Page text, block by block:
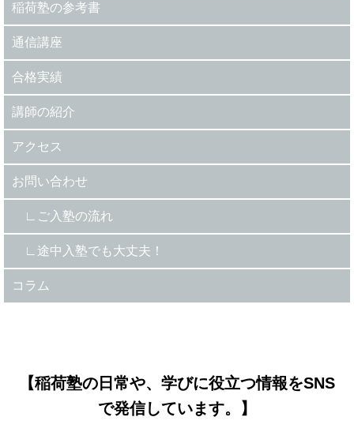
稲荷塾の参考書
通信講座
合格実績
講師の紹介
アクセス
お問い合わせ
ご入塾の流れ
途中入塾でも大丈夫！
コラム
【稲荷塾の日常や、学びに役立つ情報をSNS
で発信しています。】